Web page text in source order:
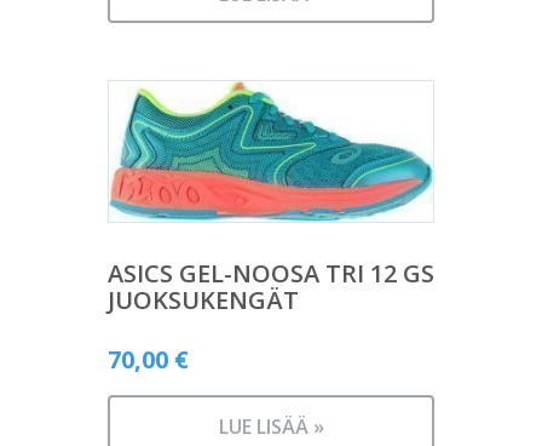
ASICS GEL-NOOSA TRI 12 GS
JUOKSUKENGÄT
70,00 €
LUE LISÄÄ »